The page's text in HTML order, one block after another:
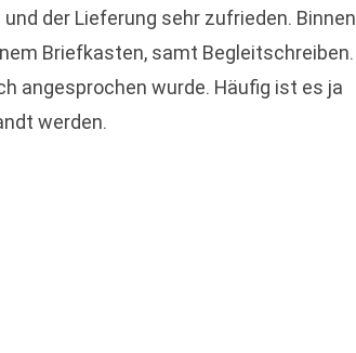
der Lieferung sehr zufrieden. Binnen
Briefkasten, samt Begleitschreiben.
angesprochen wurde. Häufig ist es ja
werden.